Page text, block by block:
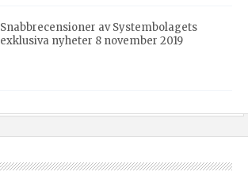
Snabbrecensioner av Systembolagets
exklusiva nyheter 8 november 2019